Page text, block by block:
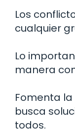
Los
cualquier
Lo
manera
Fomenta
busca
todos.